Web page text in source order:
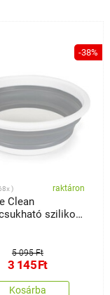
-38%
raktáron
Clean
szilikon
5 095 Ft
3 145Ft
Kosárba